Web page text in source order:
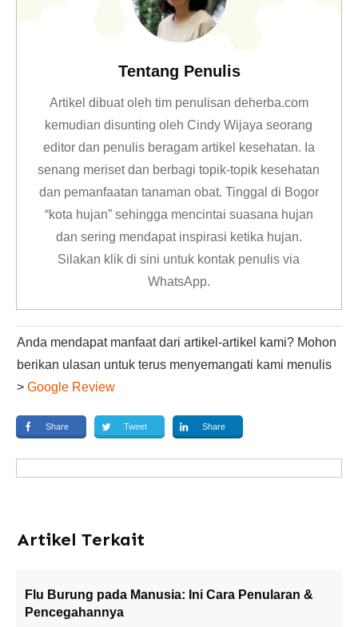
Tentang Penulis
Artikel dibuat oleh tim penulisan deherba.com
kemudian disunting oleh Cindy Wijaya seorang
editor dan penulis beragam artikel kesehatan. Ia
senang meriset dan berbagi topik-topik kesehatan
dan pemanfaatan tanaman obat. Tinggal di Bogor
“kota hujan” sehingga mencintai suasana hujan
dan sering mendapat inspirasi ketika hujan.
Silakan klikdi sini untuk kontak penulis via
WhatsApp.
Anda mendapat manfaat dari artikel-artikel kami? Mohon
berikan ulasan untuk terus menyemangati kami menulis
> Google Review
Share Tweet Share
Artikel Terkait
Flu Burung pada Manusia: Ini Cara Penularan &
Pencegahannya